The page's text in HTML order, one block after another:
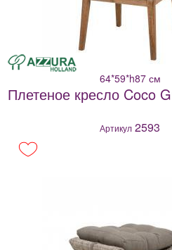
64*59*h87 см
Плетеное кресло Coco
Артикул 2593